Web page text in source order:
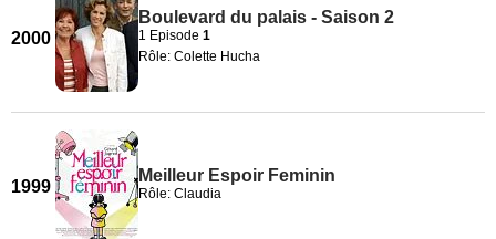
2000
Boulevard du palais - Saison 2
1 Episode 1
Rôle: Colette Hucha
1999
Meilleur Espoir Feminin
Rôle: Claudia